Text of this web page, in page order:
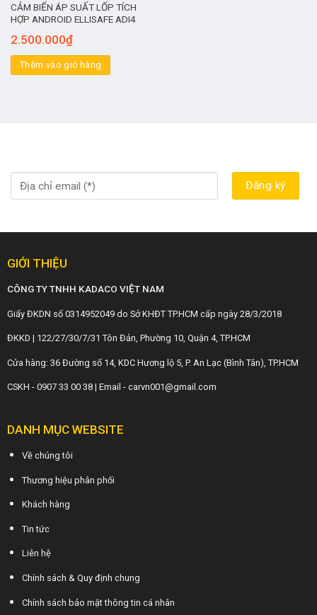
CẢM BIẾN ÁP SUẤT LỐP TÍCH
HỢP ANDROID ELLISAFE ADI4
2.500.000₫
Thêm vào giỏ hàng
GIỚI THIỆU
CÔNG TY TNHH KADACO VIỆT NAM
Giấy ĐKDN số 0314952049 do Sở KHĐT TP.HCM cấp ngày 28/3/2018
ĐKKD | 122/27/30/7/31 Tôn Đản, Phường 10, Quận 4, TP.HCM
Cửa hàng: 36 Đường số 14, KDC Hương lộ 5, P. An Lạc (Bình Tân), TP.HCM
CSKH - 0907 33 00 38 | Email - carvn001@gmail.com
DANH MỤC WEBSITE
Về chúng tôi
Thương hiệu phân phối
Khách hàng
Tin tức
Liên hệ
Chính sách & Quy định chung
Chính sách bảo mật thông tin cá nhân